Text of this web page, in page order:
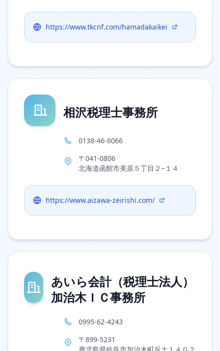
https://www.tkcnf.com/hamadakaikei
相沢税理士事務所
0138-46-6066
〒041-0806
北海道函館市美原５丁目２−１４
https://www.aizawa-zeirishi.com/
あいら会計（税理士法人）
加治木ＩＣ事務所
0995-62-4243
〒899-5231
鹿児島県姶良市加治木町反土１４０２